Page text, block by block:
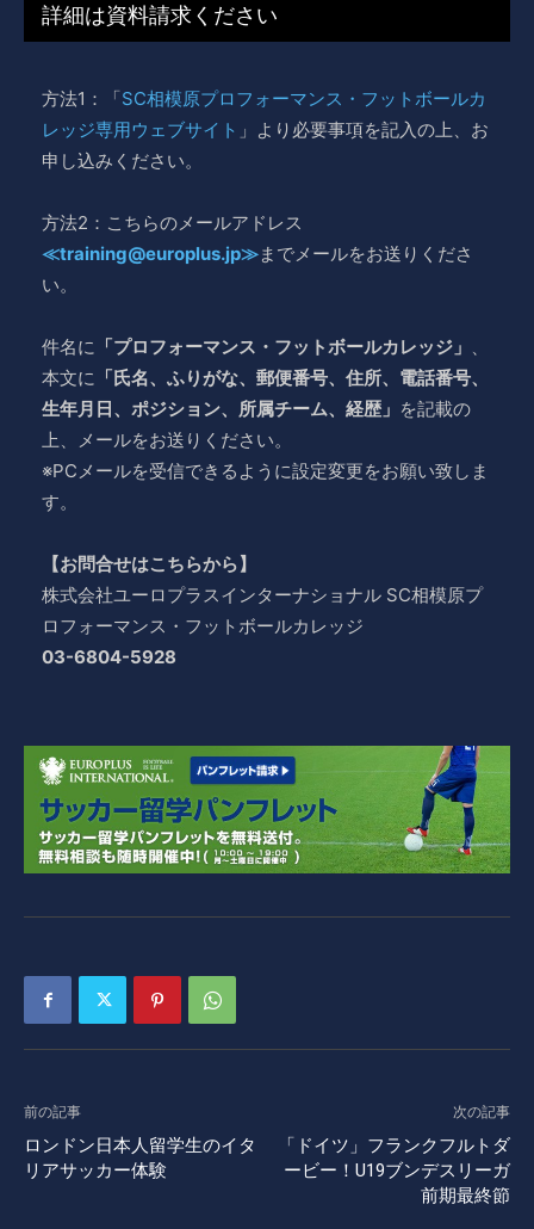
詳細は資料請求ください
方法1：「SC相模原プロフォーマンス・フットボールカ
レッジ専用ウェブサイト 」より必要事項を記入の上、お
申し込みください。
方法2：こちらのメールアドレス
≪training@europlus.jp≫までメールをお送りくださ
い。
件名に 「プロフォーマンス・フットボールカレッジ」 、
本文に 「氏名、ふりがな、郵便番号、住所、電話番号、
生年月日、ポジション、所属チーム、経歴」 を記載の
上、メールをお送りください。
※PCメールを受信できるように設定変更をお願い致しま
す。
【お問合せはこちらから】
株式会社ユーロプラスインターナショナル SC相模原プ
ロフォーマンス・フットボールカレッジ
03-6804-5928
前の記事
ロンドン日本人留学生のイタ
リアサッカー体験
次の記事
「ドイツ」フランクフルトダ
ービー！U19ブンデスリーガ
前期最終節